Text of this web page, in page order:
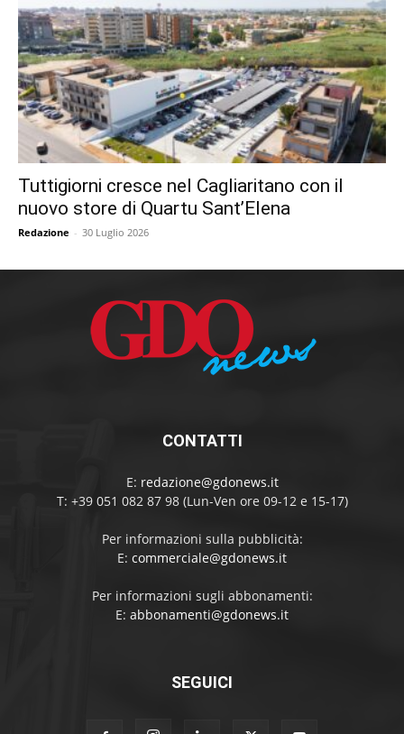
Tuttigiorni cresce nel Cagliaritano con il
nuovo store di Quartu Sant’Elena
Redazione - 30 Luglio 2026
CONTATTI
E: redazione@gdonews.it
T: +39 051 082 87 98 (Lun-Ven ore 09-12 e 15-17)
Per informazioni sulla pubblicità:
E: commerciale@gdonews.it
Per informazioni sugli abbonamenti:
E: abbonamenti@gdonews.it
SEGUICI